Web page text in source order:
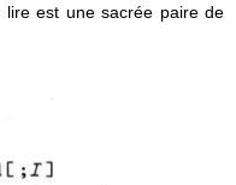
lire est une sacrée paire de